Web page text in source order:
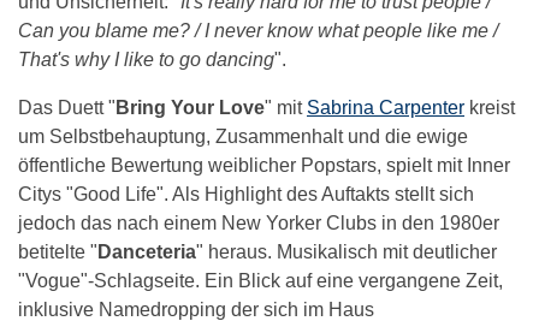
Can you blame me? / I never know what people like me /
That's why I like to go dancing".
Das Duett " Bring Your Love" mit Sabrina Carpenter kreist
um Selbstbehauptung, Zusammenhalt und die ewige
öffentliche Bewertung weiblicher Popstars, spielt mit Inner
Citys "Good Life". Als Highlight des Auftakts stellt sich
jedoch das nach einem New Yorker Clubs in den 1980er
betitelte " Danceteria" heraus. Musikalisch mit deutlicher
"Vogue"-Schlagseite. Ein Blick auf eine vergangene Zeit,
inklusive Namedropping der sich im Haus